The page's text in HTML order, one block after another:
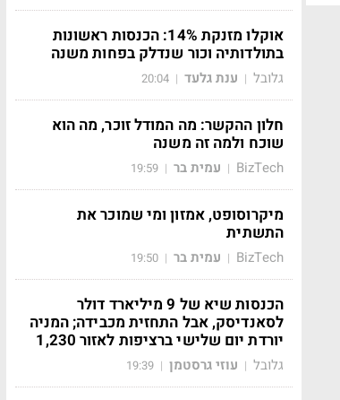
אוקלו מזנקת 14%: הכנסות ראשונות
בתולדותיה וכור שנדלק בפחות משנה
גלובל | ענת גלעד |
20:04
חלון ההקשר: מה המודל זוכר, מה הוא
שוכח ולמה זה משנה
BizTech
| עמית בר |
19:59
מיקרוסופט, אמזון ומי שמוכר את
התשתית
BizTech
| עמית בר |
19:50
הכנסות שיא של 9 מיליארד דולר
לסאנדיסק, אבל התחזית מכבידה; המניה
יורדת יום שלישי ברציפות לאזור 1,230
גלובל | עוזי גרסטמן |
19:39